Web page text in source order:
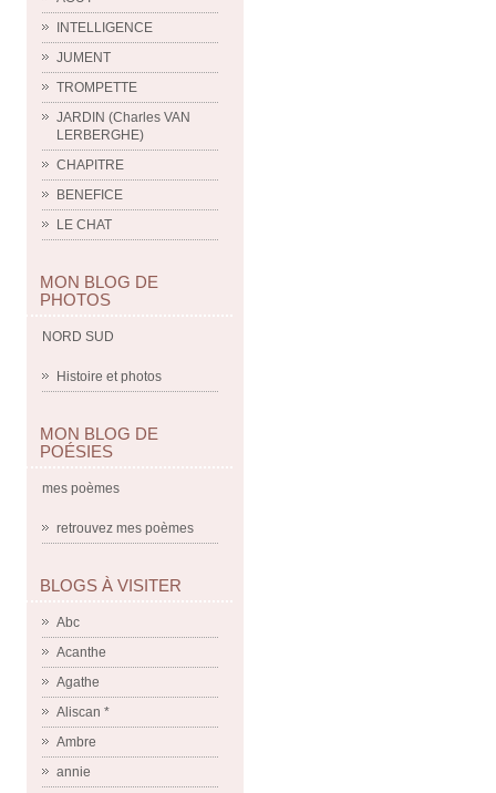
INTELLIGENCE
JUMENT
TROMPETTE
JARDIN (Charles VAN
LERBERGHE)
CHAPITRE
BENEFICE
LE CHAT
MON BLOG DE
PHOTOS
NORD SUD
Histoire et photos
MON BLOG DE
POÉSIES
mes poèmes
retrouvez mes poèmes
BLOGS À VISITER
Abc
Acanthe
Agathe
Aliscan *
Ambre
annie